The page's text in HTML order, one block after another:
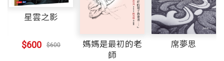
附錄三 儲存免疫細胞與幹細胞的異同
參考文獻
為幫助國人認識這項將來抗癌新趨勢──自體免疫細
胞療法──的來龍去脈，我將帶領讀者大致認識癌
症，以及免疫細胞療法的發展歷史、原理依據、實際
星雲之影
$600 $600
媽媽是最初的老
師
席夢思